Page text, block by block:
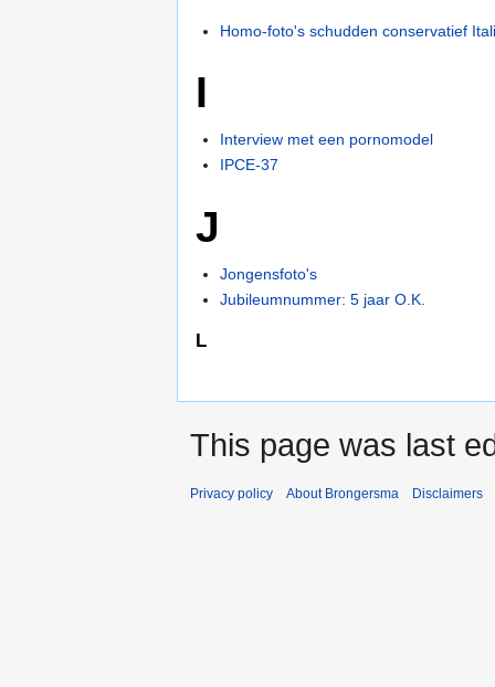
Homo-foto's schudden conservatief
I
Interview met een pornomodel
IPCE-37
J
Jongensfoto's
Jubileumnummer: 5 jaar O.K.
L
This page was last
Privacy policy About Brongersma Disclaimers